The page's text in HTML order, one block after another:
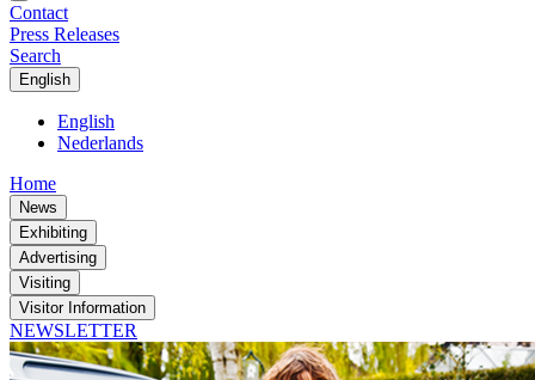
Contact
Press Releases
Search
English
English
Nederlands
Home
News
Exhibiting
Advertising
Visiting
Visitor Information
NEWSLETTER